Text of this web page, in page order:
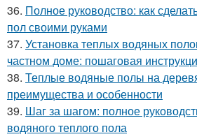
36. Полное руководство: как
пол своими руками
37. Установка теплых водяных
частном доме: пошаговая
38. Теплые водяные полы на
преимущества и особенности
39. Шаг за шагом: полное
водяного теплого пола